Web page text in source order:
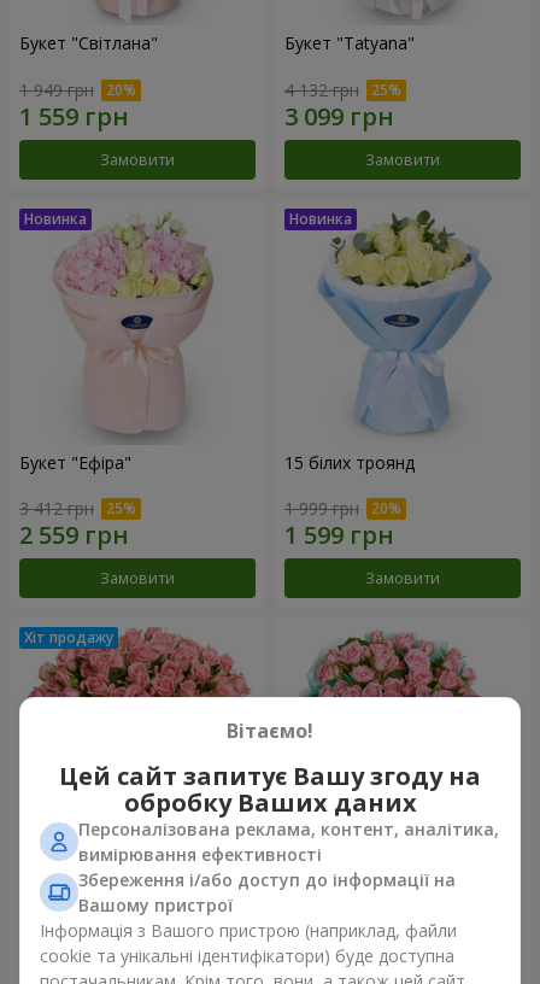
Букет "Світлана"
1 949 грн
Замовити
Букет "Tatyana"
4 132 грн
Замовити
Букет "Ефіра"
3 412 грн
Замовити
15 білих троянд
1 999 грн
Замовити
Квіти в коробці "Рожевий
оазис"
2 749 грн
Композиція "Балада про
маму"
2 199 грн
Вітаємо!
Цей сайт запитує Вашу згоду на
обробку Ваших даних
Персоналізована реклама, контент, аналітика,
вимірювання ефективності
Збереження і/або доступ до інформації на
Вашому пристрої
Інформація з Вашого пристрою (наприклад, файли
cookie та унікальні ідентифікатори) буде доступна